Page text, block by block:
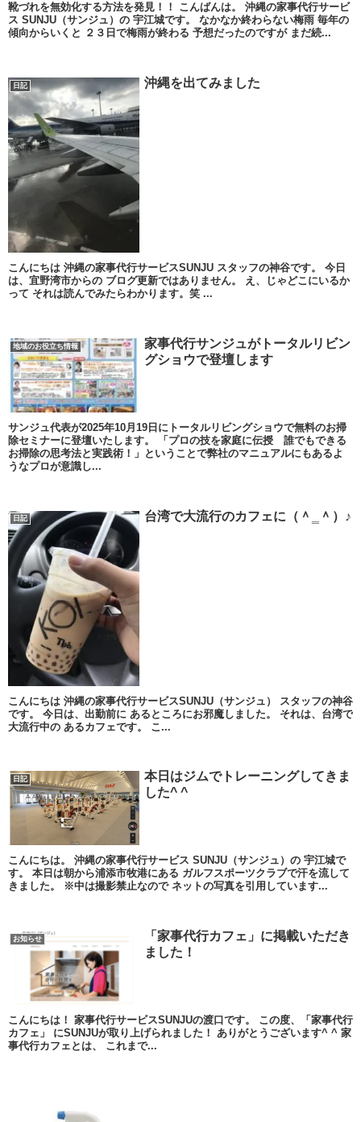
靴づれを無効化する方法を発見！！ こんばんは。 沖縄の家事代行サービ
ス SUNJU（サンジュ）の 宇江城です。 なかなか終わらない梅雨 毎年の
傾向からいくと ２３日で梅雨が終わる 予想だったのですが まだ続...
日記 沖縄を出てみました
こんにちは 沖縄の家事代行サービスSUNJU スタッフの神谷です。 今日
は、宜野湾市からの ブログ更新ではありません。 え、じゃどこにいるか
って それは読んでみたらわかります。笑 ...
地域のお役立ち情報
家事代行サンジュがトータルリビン
グショウで登壇します
サンジュ代表が2025年10月19日にトータルリビングショウで無料のお掃
除セミナーに登壇いたします。 「プロの技を家庭に伝授 誰でもできる
お掃除の思考法と実践術！」ということで弊社のマニュアルにもあるよ
うなプロが意識し...
日記 台湾で大流行のカフェに（＾‗＾）♪
こんにちは 沖縄の家事代行サービスSUNJU（サンジュ） スタッフの神谷
です。 今日は、出勤前に あるところにお邪魔しました。 それは、台湾で
大流行中の あるカフェです。 こ...
日記
本日はジムでトレーニングしてきま
した^ ^
こんにちは。 沖縄の家事代行サービス SUNJU（サンジュ）の 宇江城で
す。 本日は朝から浦添市牧港にある ガルフスポーツクラブで汗を流して
きました。 ※中は撮影禁止なので ネットの写真を引用しています...
お知らせ
「家事代行カフェ」に掲載いただき
ました！
こんにちは！ 家事代行サービスSUNJUの渡口です。 この度、「家事代行
カフェ」 にSUNJUが取り上げられました！ ありがとうございます^ ^ 家
事代行カフェとは、 これまで...